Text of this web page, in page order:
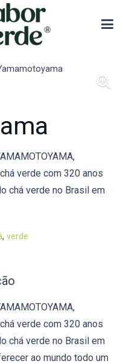
verde com 320 anos
chá verde no Brasil em
, verde
verde com 320 anos
chá verde no Brasil em
ao mundo todo um